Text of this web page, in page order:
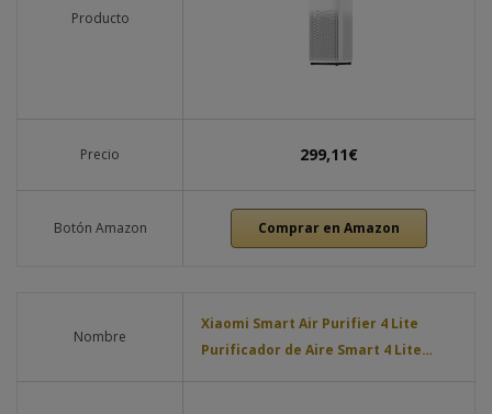
Producto
Precio 299,11€
Botón Amazon Comprar en Amazon
Nombre
Xiaomi Smart Air Purifier 4 Lite
Purificador de Aire Smart 4 Lite…